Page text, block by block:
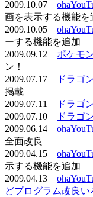
2009.10.07
画を表示する機能を
2009.10.05
ーする機能を追加
2009.09.12 ポケモ
ン！
2009.07.17
ドラゴ
掲載
2009.07.11
ドラゴ
2009.07.10
ドラゴ
2009.06.14
全面改良
2009.04.15
示する機能を追加
2009.04.13
どプログラム改良い